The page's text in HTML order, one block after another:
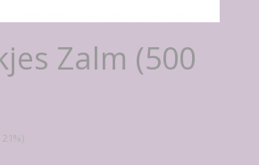
Zalm (500